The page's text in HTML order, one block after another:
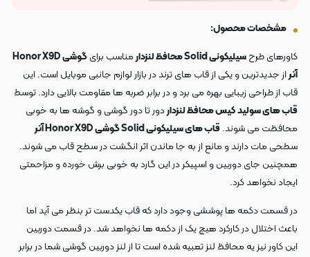
مشخصات محصول:
کاورهای طرحسیلیکونی Solid محافظ لنزدار مناسب برای
گوشی Honor X9D
آنراز جدیدترین و یکی از قاب های ترند در بازار لوازم جانبی موبایل است. این
قاب از طراحی زیبایی بهره می برد و در برابر ضربه ها مقاومت بالایی دارد. توسط
قاب های سولید کیس محافظ لنزداردور تا دور گوشی و گوشه ها به خوبی
محافظت می شوند. قاب های سیلیکونی Solid گوشی Honor X9D آنر
سطحی مات دارند و مانع از به جا ماندن اثر انگشت در سطح قاب می شوند.
همچنین جای دوربین و اسپیکر در این گارد به خوبی برش خورده و مزاحمتی
ایجاد نخواهد کرد.
در قسمت دکمه ها پوششی وجود دارد که قاب یکدست تر بنظر می آید اما
باعث اختلال در کارکرد هیچ یک از دکمه ها نخواهد شد. در قسمت دوربین
این کاور نیز یه محافظ لنز تعبیه شده است تا از لنز دوربین گوشی شما در برابر